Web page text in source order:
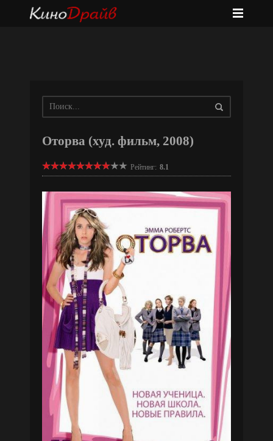
Оторва (худ. фильм, 2008)
Рейтинг: 8.1